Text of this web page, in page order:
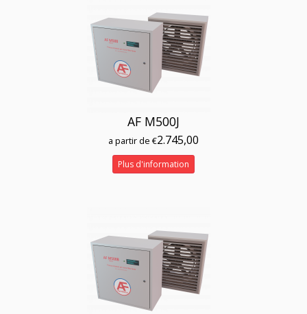
AF M500J
a partir de €2.745,00
Plus d'information